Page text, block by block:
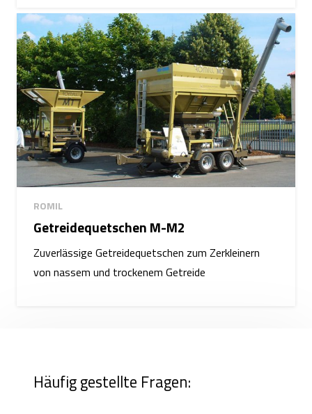
ROMIL
Getreidequetschen M-M2
Zuverlässige Getreidequetschen zum Zerkleinern
von nassem und trockenem Getreide
Häufig gestellte Fragen: